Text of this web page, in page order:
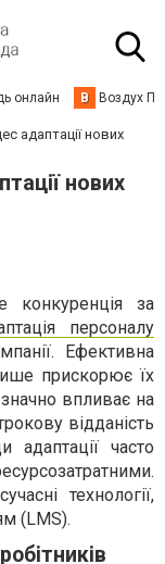
онлайн В Воздух
адаптації нових
нових
конкуренція за
персоналу
Ефективна
прискорює їх
впливає на
відданість
адаптації часто
технології,
(LMS).